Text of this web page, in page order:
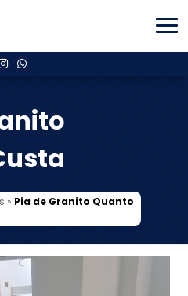
» Pia de Granito Quanto